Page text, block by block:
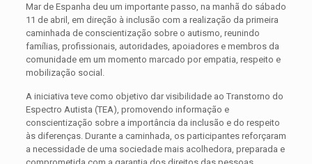
Mar de Espanha deu um importante passo, na manhã do sábado
11 de abril, em direção à inclusão com a realização da primeira
caminhada de conscientização sobre o autismo, reunindo
famílias, profissionais, autoridades, apoiadores e membros da
comunidade em um momento marcado por empatia, respeito e
mobilização social.
A iniciativa teve como objetivo dar visibilidade ao Transtorno do
Espectro Autista (TEA), promovendo informação e
conscientização sobre a importância da inclusão e do respeito
às diferenças. Durante a caminhada, os participantes reforçaram
a necessidade de uma sociedade mais acolhedora, preparada e